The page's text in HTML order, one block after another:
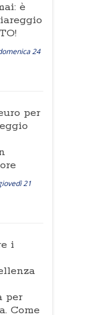
è
24
per
21
i
per
Come